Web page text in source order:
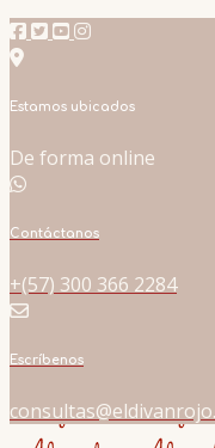
Estamos ubicados
De forma online
Contáctanos
+(57) 300 366 2284
Escríbenos